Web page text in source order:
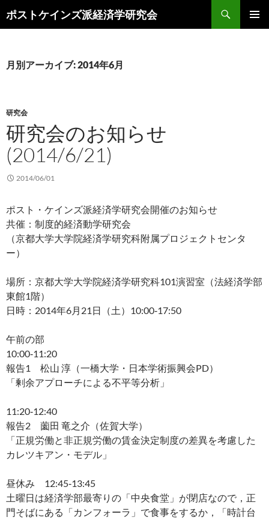
ン
ツ
キ
プ
ポストケインズ派経済学研究会
索
月別アーカイブ: 2014年6月
研究会
研究会のお知らせ
(2014/6/21)
2014/06/01
ポスト・ケインズ派経済学研究会開催のお知らせ
共催：制度的経済動学研究会
（京都大学大学院経済学研究科附属プロジェクトセンタ
ー）
場所：京都大学大学院経済学研究科101演習室（法経済学部
東館1階）
日時：2014年6月21日（土）10:00‐17:50
午前の部
10:00‐11:20
報告1 松山 淳（一橋大学・日本学術振興会PD）
「剰余アプローチによる不平等分析」
11:20‐12:40
報告2 薗田 竜之介（佐賀大学）
「正規労働と非正規労働の賃金決定制度の差異を考慮した
カレツキアン・モデル」
昼休み 12:45‐13:45
土曜日は経済学部最寄りの「中央食堂」が閉店なので，正
門そばにある「カンフォーラ」で食事をするか，「時計台